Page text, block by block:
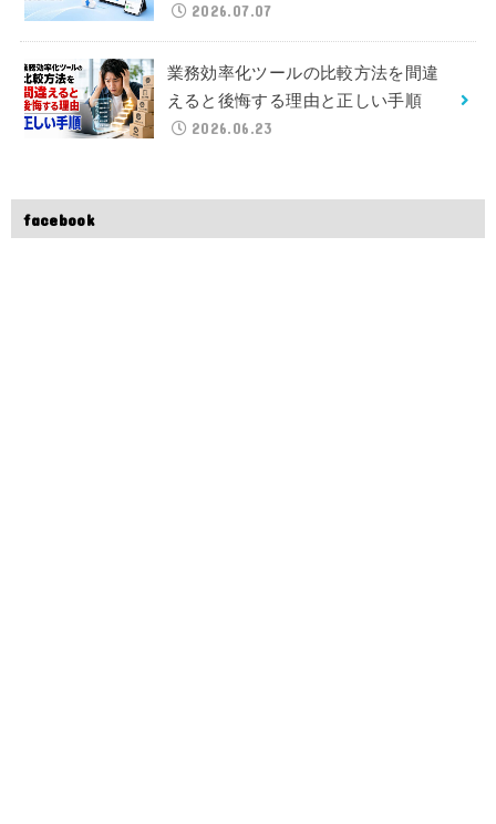
2026.07.07
業務効率化ツールの比較方法を間違
えると後悔する理由と正しい手順
2026.06.23
facebook